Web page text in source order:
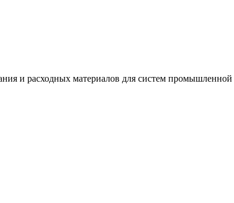
и расходных материалов для систем